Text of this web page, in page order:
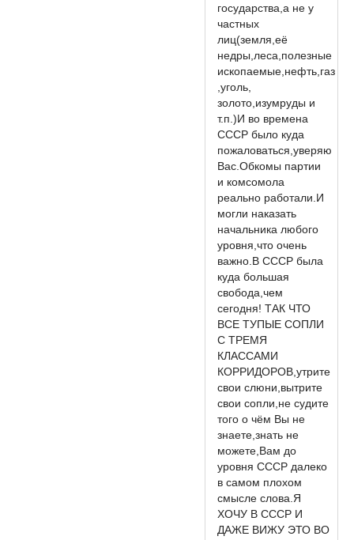
государства,а не у
частных
лиц(земля,её
недры,леса,полезные
ископаемые,нефть,газ
,уголь,
золото,изумруды и
т.п.)И во времена
СССР было куда
пожаловаться,уверяю
Вас.Обкомы партии
и комсомола
реально работали.И
могли наказать
начальника любого
уровня,что очень
важно.В СССР была
куда большая
свобода,чем
сегодня! ТАК ЧТО
ВСЕ ТУПЫЕ СОПЛИ
С ТРЕМЯ
КЛАССАМИ
КОРРИДОРОВ,утрите
свои слюни,вытрите
свои сопли,не судите
того о чём Вы не
знаете,знать не
можете,Вам до
уровня СССР далеко
в самом плохом
смысле слова.Я
ХОЧУ В СССР И
ДАЖЕ ВИЖУ ЭТО ВО